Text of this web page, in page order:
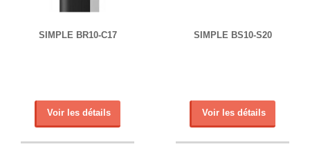
SIMPLE BR10-C17
Voir les détails
SIMPLE BS10-S20
Voir les détails